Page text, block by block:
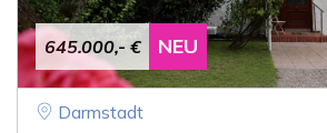
645.000,- € NEU
Darmstadt